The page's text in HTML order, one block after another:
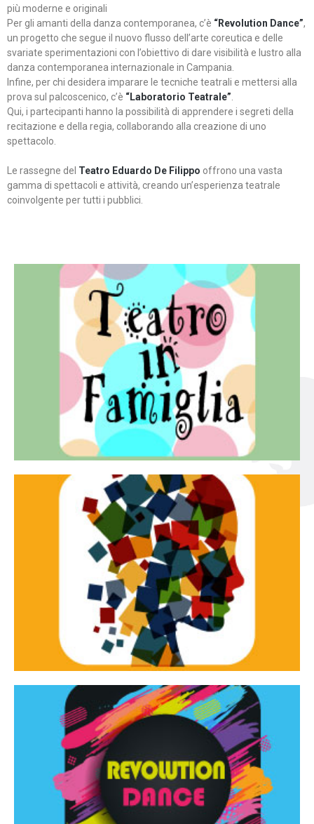
più moderne e originali
Per gli amanti della danza contemporanea, c’è “Revolution Dance”,
un progetto che segue il nuovo flusso dell’arte coreutica e delle
svariate sperimentazioni con l’obiettivo di dare visibilità e lustro alla
danza contemporanea internazionale in Campania.
Infine, per chi desidera imparare le tecniche teatrali e mettersi alla
prova sul palcoscenico, c’è “Laboratorio Teatrale”
Qui, i partecipanti hanno la possibilità di apprendere i segreti della
recitazione e della regia, collaborando alla creazione di uno
spettacolo.
Le rassegne del Teatro Eduardo De Filippo offrono una vasta
gamma di spettacoli e attività, creando un’esperienza teatrale
coinvolgente per tutti i pubblici.
Teatro in famiglia
Teatro In Famiglia è una rassegna di teatro concepita
per far condividere e godere del teatro all’intera
famiglia.
Continua
Tracce dinamiche
Tracce Dinamiche è una rassegna di teatro
d’innovazione e sperimentale.
Continua
Revolution Dance
Rassegna di danza contemporanea – I Edizione